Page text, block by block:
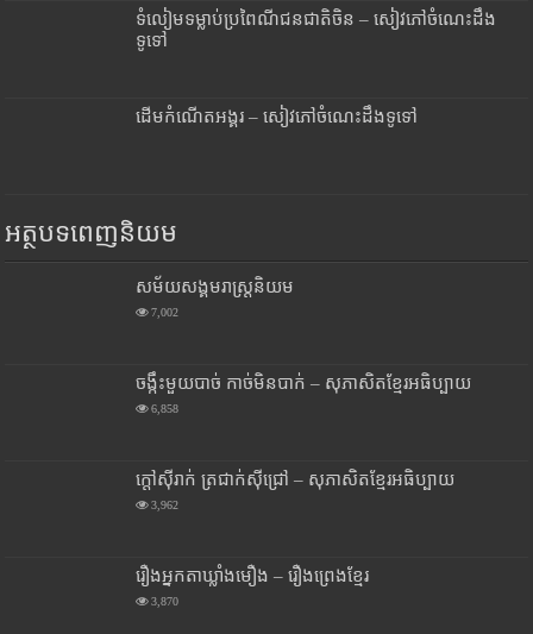
ទំលៀមទម្លាប់ប្រពៃណីជនជាតិចិន – សៀវភៅចំណេះដឹង
ទូទៅ
ដើមកំណើតអង្គរ – សៀវភៅចំណេះដឹងទូទៅ
អត្ថបទពេញនិយម
សម័យសង្គមរាស្រ្តនិយម
7,002
ចង្កឹះមួយបាច់ កាច់មិនបាក់ – សុភាសិតខ្មែរអធិប្បាយ
6,858
ក្តៅស៊ីរាក់ ត្រជាក់ស៊ីជ្រៅ – សុភាសិតខ្មែរអធិប្បាយ
3,962
រឿងអ្នកតាឃ្លាំងមឿង – រឿងព្រេងខ្មែរ
3,870